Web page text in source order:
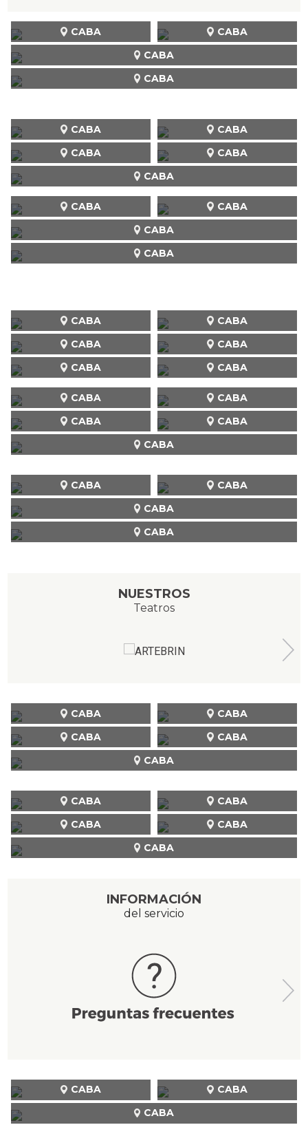
CABA
CABA CABA
CABA
CABA CABA
CABA
CABA CABA
CABA
CABA CABA
CABA
CABA
CABA
CABA
CABA
CABA
CABA
CABA CABA
CABA
CABA CABA
CABA
CABA CABA
CABA
NUESTROS
Teatros
CABA
CABA
CABA
CABA
CABA
CABA
CABA
CABA
CABA
CABA
INFORMACIÓN
del servicio
CABA
CABA CABA